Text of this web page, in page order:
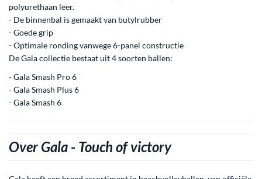
polyurethaan leer.
- De binnenbal is gemaakt van butylrubber
- Goede grip
- Optimale ronding vanwege 6-panel constructie
De Gala collectie bestaat uit 4 soorten ballen:
- Gala Smash Pro 6
- Gala Smash Plus 6
- Gala Smash 6
Over Gala - Touch of victory